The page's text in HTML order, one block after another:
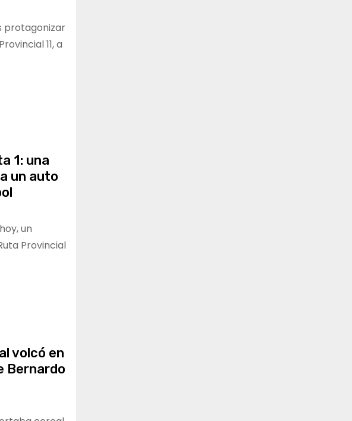
protagonizar
11, a
1: una
un auto
un
Provincial
volcó en
Bernardo